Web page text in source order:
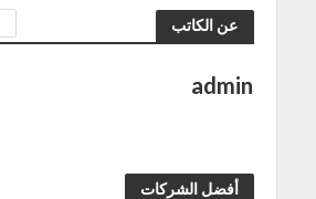
عن الكاتب
admin
أفضل الشركات